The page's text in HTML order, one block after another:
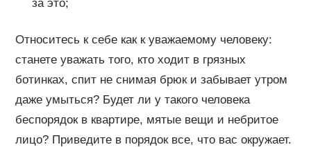
за это;
Относитесь к себе как к уважаемому человеку:
станете уважать того, кто ходит в грязных
ботинках, спит не снимая брюк и забывает утром
даже умыться? Будет ли у такого человека
беспорядок в квартире, мятые вещи и небритое
лицо? Приведите в порядок все, что вас окружает.